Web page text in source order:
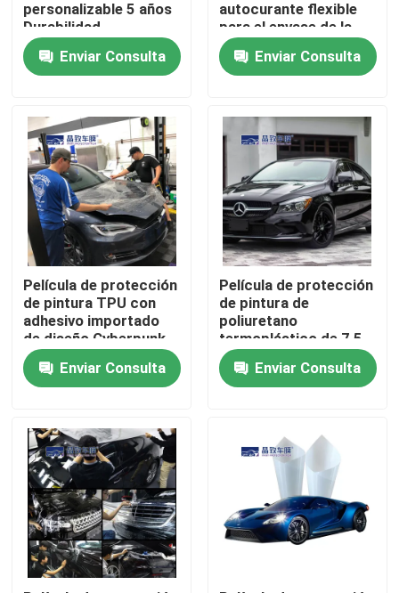
Inicio
Productos
Videos
Sobre nosotros
Visita a la fábrica
Control de Calidad
noticias
Todos los casos
Película de protección de pintura coloreada
personalizable 5 años
Durabilidad
pegamento importado
Enviar Consulta
autocurante flexible
para el envase de la
carrocería del
automóvil Resistencia
a manchas
Enviar Consulta
Película de protección
de pintura TPU con
adhesivo importado
de diseño Cyberpunk
Enviar Consulta
Película de protección
de pintura de
poliuretano
termoplástico de 7,5
millas de espesor fácil
de instalarEnviar Consulta